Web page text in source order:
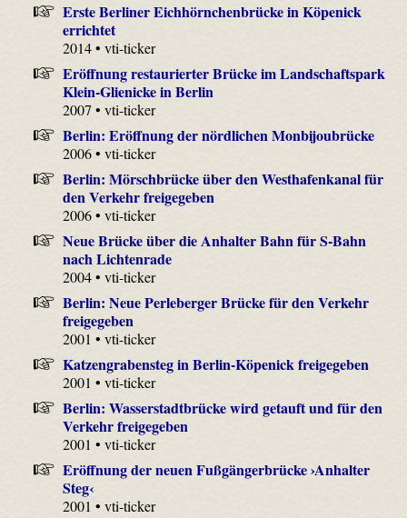
Erste Berliner Eichhörnchenbrücke in Köpenick
errichtet
2014 • vti-ticker
Eröffnung restaurierter Brücke im Landschaftspark
Klein-Glienicke in Berlin
2007 • vti-ticker
Berlin: Eröffnung der nördlichen Monbijoubrücke
2006 • vti-ticker
Berlin: Mörschbrücke über den Westhafenkanal für
den Verkehr freigegeben
2006 • vti-ticker
Neue Brücke über die Anhalter Bahn für S-Bahn
nach Lichtenrade
2004 • vti-ticker
Berlin: Neue Perleberger Brücke für den Verkehr
freigegeben
2001 • vti-ticker
Katzengrabensteg in Berlin-Köpenick freigegeben
2001 • vti-ticker
Berlin: Wasserstadtbrücke wird getauft und für den
Verkehr freigegeben
2001 • vti-ticker
Eröffnung der neuen Fußgängerbrücke ›Anhalter
Steg‹
2001 • vti-ticker